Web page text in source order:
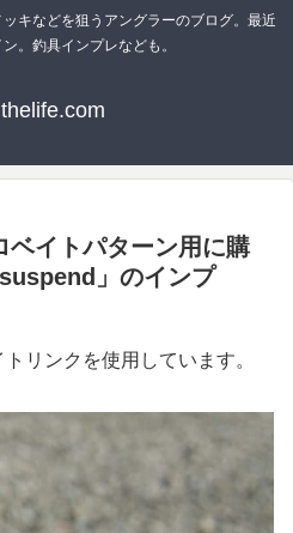
キなどを狙うアングラーのブログ。最近
。釣具インプレなども。
ベイトパターン用に購
」のインプ
リンクを使用しています。